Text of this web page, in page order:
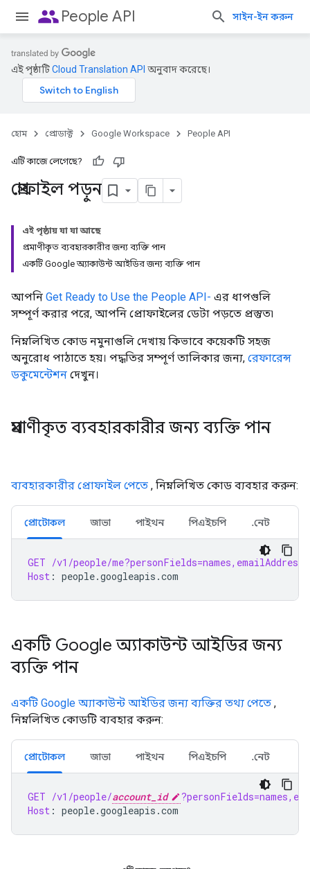
peoplePeople API সাইন-ইন করুন
এই পৃষ্ঠাটিCloud Translation API অনুবাদ করেছে।
হোম প্রোডাক্ট Google Workspace People API
এটি কাজে লেগেছে?
প্রোফাইল পড়ুন
এই পৃষ্ঠায় যা যা আছে
প্রমাণীকৃত ব্যবহারকারীর জন্য ব্যক্তি পান
একটি Google অ্যাকাউন্ট আইডির জন্য ব্যক্তি পান
আপনি Get Ready to Use the People API- এর ধাপগুলি
সম্পূর্ণ করার পরে, আপনি প্রোফাইলের ডেটা পড়তে প্রস্তুত৷
নিম্নলিখিত কোড নমুনাগুলি দেখায় কিভাবে কয়েকটি সহজ
অনুরোধ পাঠাতে হয়। পদ্ধতির সম্পূর্ণ তালিকার জন্য, রেফারেন্স
ডকুমেন্টেশন দেখুন।
প্রমাণীকৃত ব্যবহারকারীর জন্য ব্যক্তি পান
ব্যবহারকারীর প্রোফাইল পেতে , নিম্নলিখিত কোড ব্যবহার করুন:
প্রোটোকল জাভা পাইথন পিএইচপি .নেট
GET /v1/people/
Host : people.googleapis.com
একটি Google অ্যাকাউন্ট আইডির জন্য
ব্যক্তি পান
একটি Google অ্যাকাউন্ট আইডির জন্য ব্যক্তির তথ্য পেতে ,
নিম্নলিখিত কোডটি ব্যবহার করুন:
প্রোটোকল জাভা পাইথন পিএইচপি .নেট
GET /v1/people/account_id
Host : people.googleapis.com